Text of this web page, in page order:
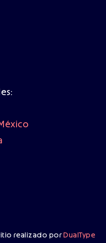
realizado por DualType